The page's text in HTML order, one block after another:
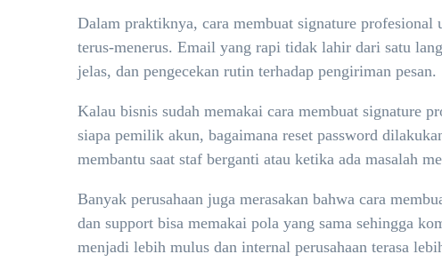
Dalam praktiknya, cara membuat signature
terus-menerus. Email yang rapi tidak lahir dari satu
jelas, dan pengecekan rutin terhadap pengiriman pesan.
Kalau bisnis sudah memakai cara membuat signature
siapa pemilik akun, bagaimana reset password
membantu saat staf berganti atau ketika ada masalah
Banyak perusahaan juga merasakan bahwa cara
dan support bisa memakai pola yang sama sehingga
menjadi lebih mulus dan internal perusahaan terasa